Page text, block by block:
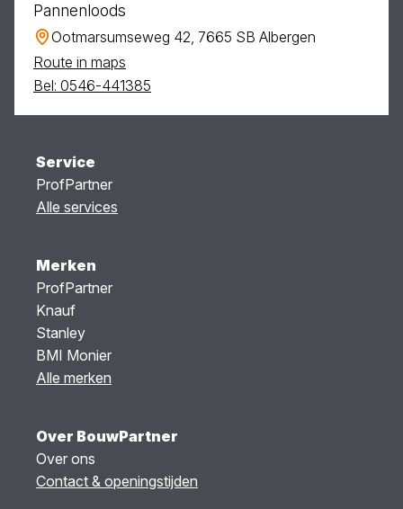
Pannenloods
Ootmarsumseweg 42, 7665 SB Albergen
Route in maps
Bel: 0546-441385
Service
ProfPartner
Alle services
Merken
ProfPartner
Knauf
Stanley
BMI Monier
Alle merken
Over BouwPartner
Over ons
Contact & openingstijden